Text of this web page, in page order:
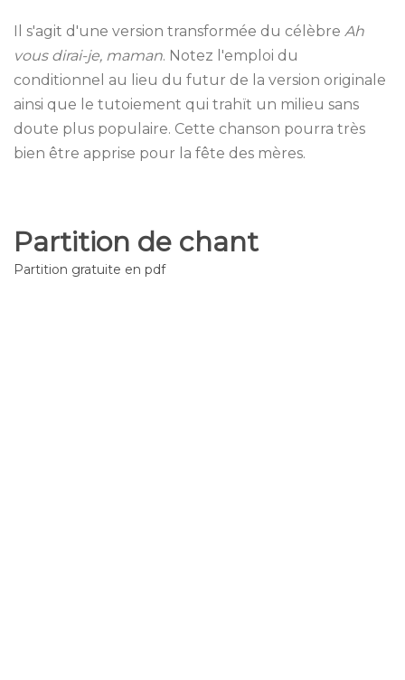
Il s'agit d'une version transformée du célèbre Ah
vous dirai-je, maman. Notez l'emploi du
conditionnel au lieu du futur de la version originale
ainsi que le tutoiement qui trahït un milieu sans
doute plus populaire. Cette chanson pourra très
bien être apprise pour la fête des mères.
Partition de chant
Partition gratuite en pdf